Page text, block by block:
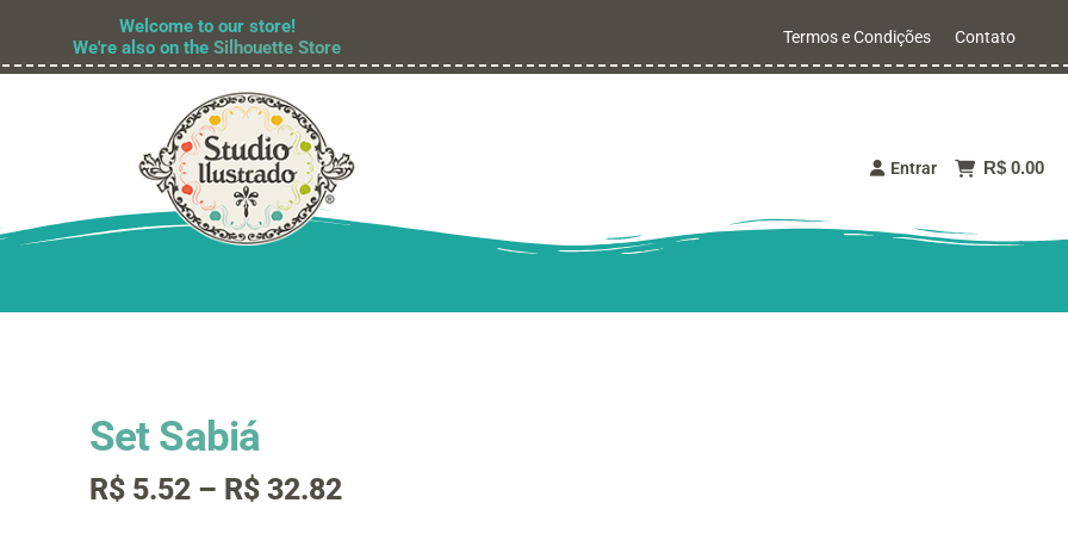
Welcome to our store!
We're also on theSilhouette Store Termos e Condições Contato
Entrar R$ 0.00
Set Sabiá
R$5.52 – R$32.82Faixa